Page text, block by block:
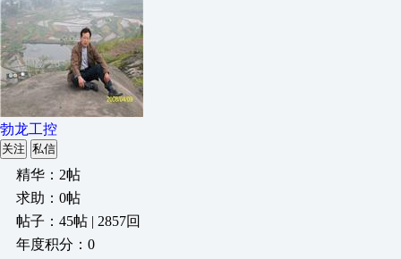
勃龙工控
关注 私信
精华：2帖
求助：0帖
帖子：45帖 | 2857回
年度积分：0